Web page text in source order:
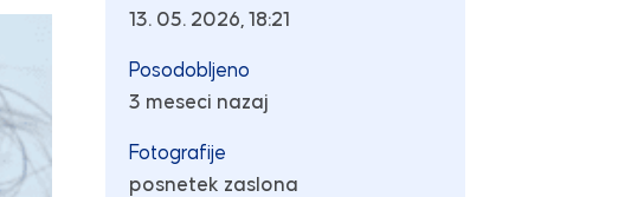
13. 05. 2026, 18:21
Posodobljeno
3 meseci nazaj
Fotografije
posnetek zaslona